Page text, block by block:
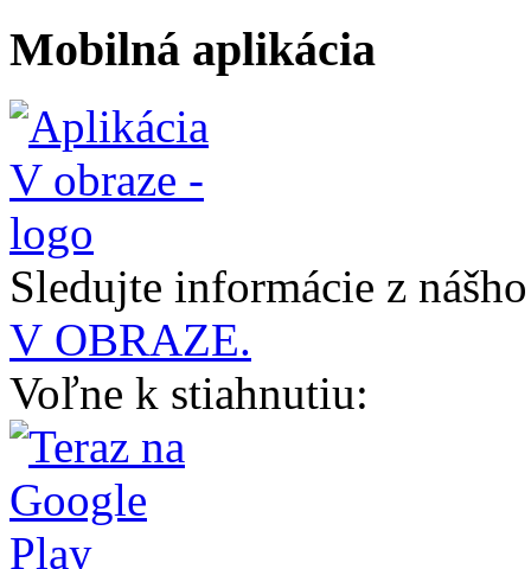
Mobilná aplikácia
Sledujte informácie z
V OBRAZE.
Voľne k stiahnutiu: